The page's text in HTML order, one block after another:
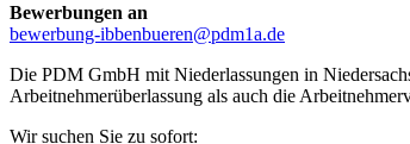
Bewerbungen an
bewerbung-ibbenbueren@pdm1a.de
Die PDM GmbH mit Niederlassungen in
Arbeitnehmerüberlassung als auch die
Wir suchen Sie zu sofort: